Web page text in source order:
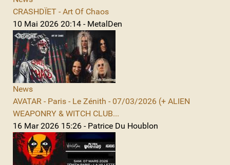
CRASHDÏET - Art Of Chaos
10 Mai 2026 20:14 - MetalDen
News
AVATAR - Paris - Le Zénith - 07/03/2026 (+ ALIEN
WEAPONRY & WITCH CLUB...
16 Mar 2026 15:26 - Patrice Du Houblon